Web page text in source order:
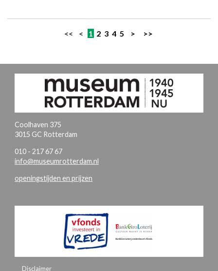
<< < 1 2 3 4 5 > >>
Coolhaven 375
3015 GC Rotterdam
010 - 217 67 67
info@museumrotterdam.nl
openingstijden en prijzen
Disclaimer